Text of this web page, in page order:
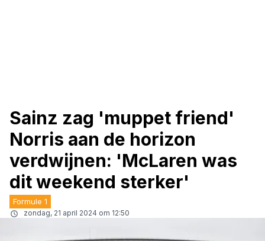
Sainz zag 'muppet friend'
Norris aan de horizon
verdwijnen: 'McLaren was
dit weekend sterker'
Formule 1
zondag, 21 april 2024 om 12:50